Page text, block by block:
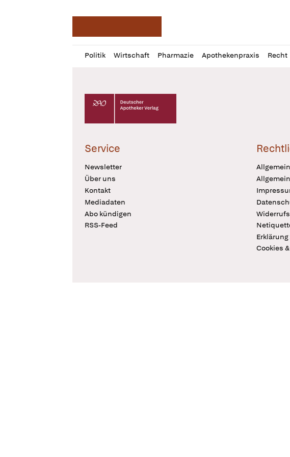
Politik Wirtschaft Pharmazie Apothekenpraxis Recht
Profil
öffnen
Daz
Pur
Deutscher Apotheker Verlag Logo
Service
Newsletter
Über uns
Kontakt
Mediadaten
Abo kündigen
RSS-Feed
Cookies